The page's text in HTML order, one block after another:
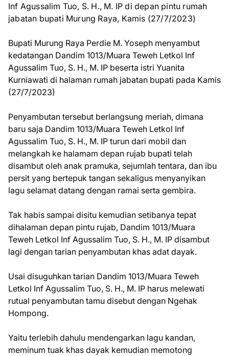
Inf Agussalim Tuo, S. H., M. IP di depan pintu rumah
jabatan bupati Murung Raya, Kamis (27/7/2023)
Bupati Murung Raya Perdie M. Yoseph menyambut
kedatangan Dandim 1013/Muara Teweh Letkol Inf
Agussalim Tuo, S. H., M. IP beserta istri Yuanita
Kurniawati di halaman rumah jabatan bupati pada Kamis
(27/7/2023)
Penyambutan tersebut berlangsung meriah, dimana
baru saja Dandim 1013/Muara Teweh Letkol Inf
Agussalim Tuo, S. H., M. IP turun dari mobil dan
melangkah ke halamam depan rujab bupati telah
disambut oleh anak pramuka, sejumlah tentara, dan ibu
persit yang bertepuk tangan sekaligus menyanyikan
lagu selamat datang dengan ramai serta gembira.
Tak habis sampai disitu kemudian setibanya tepat
dihalaman depan pintu rujab, Dandim 1013/Muara
Teweh Letkol Inf Agussalim Tuo, S. H., M. IP disambut
lagi dengan tarian penyambutan khas adat dayak.
Usai disuguhkan tarian Dandim 1013/Muara Teweh
Letkol Inf Agussalim Tuo, S. H., M. IP harus melewati
rutual penyambutan tamu disebut dengan Ngehak
Hompong.
Yaitu terlebih dahulu mendengarkan lagu kandan,
meminum tuak khas dayak kemudian memotong